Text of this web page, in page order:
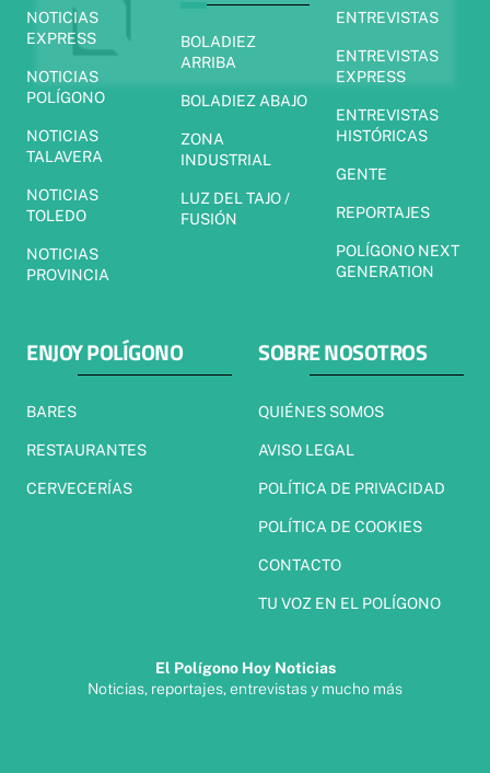
NOTICIAS
EXPRESS
NOTICIAS
POLÍGONO
NOTICIAS
TALAVERA
NOTICIAS
TOLEDO
NOTICIAS
PROVINCIA
BOLADIEZ
ARRIBA
BOLADIEZ ABAJO
ZONA
INDUSTRIAL
LUZ DEL TAJO /
FUSIÓN
ENTREVISTAS
ENTREVISTAS
EXPRESS
ENTREVISTAS
HISTÓRICAS
GENTE
REPORTAJES
POLÍGONO NEXT
GENERATION
ENJOY POLÍGONO
BARES
RESTAURANTES
CERVECERÍAS
SOBRE NOSOTROS
QUIÉNES SOMOS
AVISO LEGAL
POLÍTICA DE PRIVACIDAD
POLÍTICA DE COOKIES
CONTACTO
TU VOZ EN EL POLÍGONO
El Polígono Hoy Noticias
Noticias, reportajes, entrevistas y mucho más